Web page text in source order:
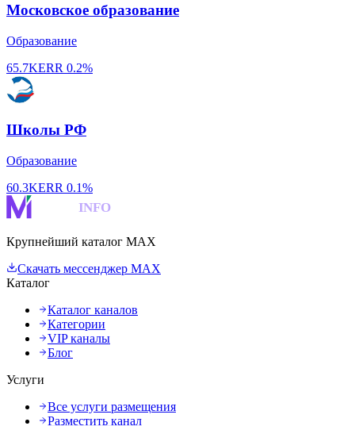
Московское образование
Образование
65.7KERR 0.2%
Школы РФ
Образование
60.3KERR 0.1%
INFO
Крупнейший каталог MAX
Скачать мессенджер MAX
Каталог
Каталог каналов
Категории
VIP каналы
Блог
Услуги
Все услуги размещения
Разместить канал